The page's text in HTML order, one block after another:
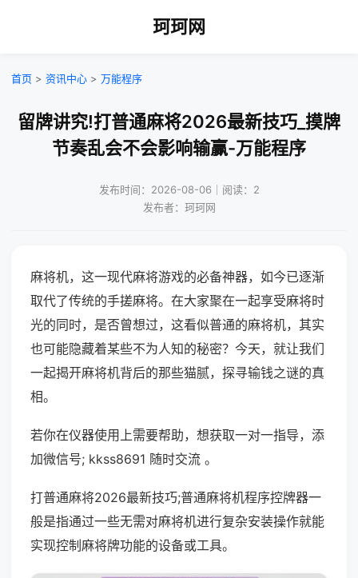
珂珂网
首页 > 资讯中心 > 万能程序
留牌讲究!打普通麻将2026最新技巧_摸牌
节奏乱会不会影响输赢-万能程序
发布时间：2026-08-06｜阅读：2
发布者：珂珂网
麻将机，这一现代麻将游戏的必备神器，如今已逐渐
取代了传统的手搓麻将。在大家聚在一起享受麻将时
光的同时，是否曾想过，这看似普通的麻将机，其实
也可能隐藏着某些不为人知的秘密？今天，就让我们
一起揭开麻将机背后的那些猫腻，探寻输钱之谜的真
相。
若你在仪器使用上需要帮助，想获取一对一指导，添
加微信号; kkss8691 随时交流 。
打普通麻将2026最新技巧;普通麻将机程序控牌器一
般是指通过一些无需对麻将机进行复杂安装操作就能
实现控制麻将牌功能的设备或工具。